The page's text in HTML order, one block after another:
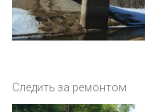
Следить за ремонтом